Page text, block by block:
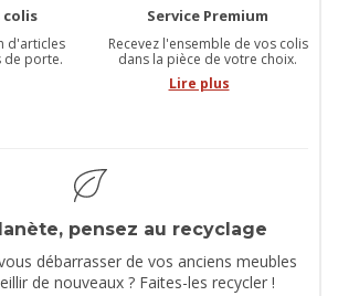
colis
d'articles
de porte.
Service Premium
Recevez l'ensemble de vos colis
dans la pièce de votre choix.
Lire plus
pensez au recyclage
débarrasser de vos anciens meubles
de nouveaux ? Faites-les recycler !